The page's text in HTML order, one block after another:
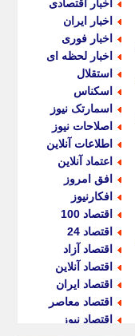
اخبار اقتصادی
اخبار ایران
اخبار فوری
اخبار لحظه ای
استقلال
اسکناس
اسمارتک نیوز
اصلاحات نیوز
اطلاعات آنلاین
اعتماد آنلاین
افق امروز
افکارنیوز
اقتصاد 100
اقتصاد 24
اقتصاد آزاد
اقتصاد آنلاین
اقتصاد ایران
اقتصاد معاصر
اقتصاد نیوز